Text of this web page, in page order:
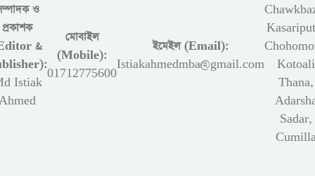
ও
প্রকাশক
&
Istiak
মোবাইল
(Mobile):
01712775600
ইমেইল (Email):
Istiakahmedmba@gmail.com
Kotoali
Thana,
Sadar,